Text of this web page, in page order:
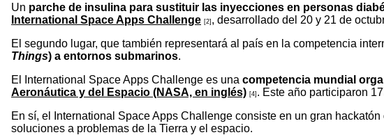
Un parche de insulina para sustituir las inyecciones en personas
International Space Apps Challenge [2] , desarrollado del 20 y 21 de
El segundo lugar, que también representará al país en la competencia
Things) a entornos submarinos.
El International Space Apps Challenge es una competencia mundial
Aeronáutica y del Espacio (NASA, en inglés) [4] . Este año participaron
En sí, el International Space Apps Challenge consiste en un gran
soluciones a problemas de la Tierra y el espacio.